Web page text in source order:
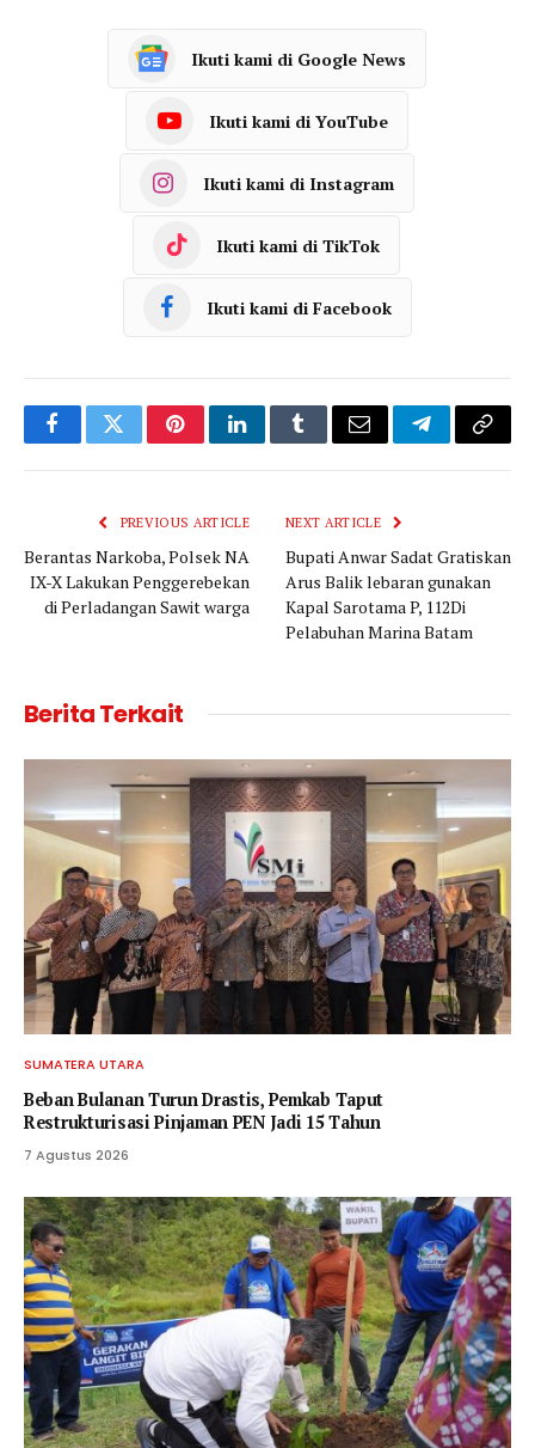
Ikuti kami di Google News
Ikuti kami di YouTube
Ikuti kami di Instagram
Ikuti kami di TikTok
Ikuti kami di Facebook
FacebookTwitterPinterestLinkedInTumblrEmail TelegramCopy
PREVIOUS ARTICLE
Berantas Narkoba, Polsek NA
IX-X Lakukan Penggerebekan
di Perladangan Sawit warga
NEXT ARTICLE
Bupati Anwar Sadat Gratiskan
Arus Balik lebaran gunakan
Kapal Sarotama P, 112Di
Pelabuhan Marina Batam
Berita Terkait
SUMATERA UTARA
Beban Bulanan Turun Drastis, Pemkab Taput
Restrukturisasi Pinjaman PEN Jadi 15 Tahun‎
7 Agustus 2026